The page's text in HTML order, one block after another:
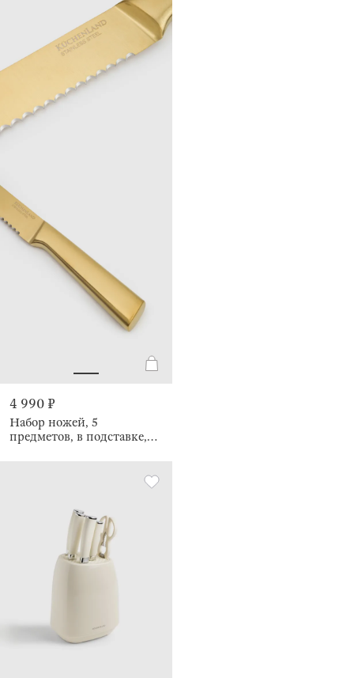
4 990 ₽
Набор ножей, 5
предметов, в подставке,